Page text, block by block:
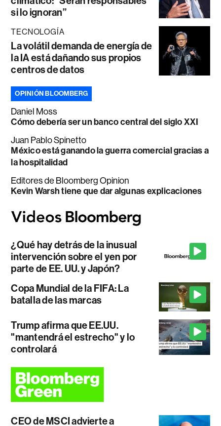
si lo ignoran”
TECNOLOGÍA
La volátil demanda de energía de
la IA está dañando sus propios
centros de datos
OPINIÓN BLOOMBERG
Daniel Moss
Cómo debería ser un banco central del siglo XXI
Juan Pablo Spinetto
México está ganando la guerra comercial gracias a
la hospitalidad
Editores de Bloomberg Opinion
Kevin Warsh tiene que dar algunas explicaciones
¿Qué hay detrás de la inusual
intervención sobre el yen por
parte de EE. UU. y Japón?
Copa Mundial de la FIFA: La
batalla de las marcas
Trump afirma que EE.UU.
"mantendrá el estrecho" y lo
controlará
CEO de MSCI advierte a